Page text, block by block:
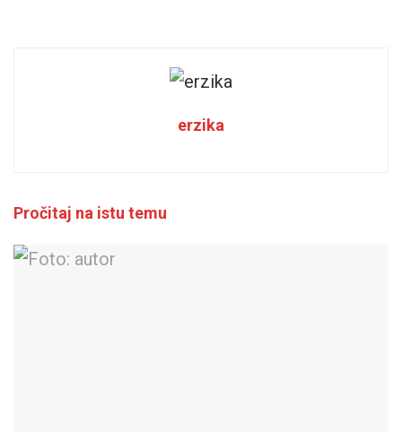
erzika
Pročitaj na istu temu